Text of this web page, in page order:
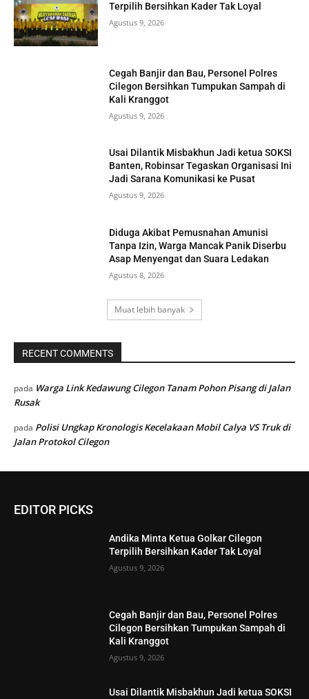
Terpilih Bersihkan Kader Tak Loyal
Agustus 9, 2026
Cegah Banjir dan Bau, Personel Polres
Cilegon Bersihkan Tumpukan Sampah di
Kali Kranggot
Agustus 9, 2026
Usai Dilantik Misbakhun Jadi ketua SOKSI
Banten, Robinsar Tegaskan Organisasi Ini
Jadi Sarana Komunikasi ke Pusat
Agustus 9, 2026
Diduga Akibat Pemusnahan Amunisi
Tanpa Izin, Warga Mancak Panik Diserbu
Asap Menyengat dan Suara Ledakan
Agustus 8, 2026
Muat lebih banyak
RECENT COMMENTS
pada Warga Link Kedawung Cilegon Tanam Pohon Pisang di Jalan
Rusak
pada Polisi Ungkap Kronologis Kecelakaan Mobil Calya VS Truk di
Jalan Protokol Cilegon
EDITOR PICKS
Andika Minta Ketua Golkar Cilegon
Terpilih Bersihkan Kader Tak Loyal
Agustus 9, 2026
Cegah Banjir dan Bau, Personel Polres
Cilegon Bersihkan Tumpukan Sampah di
Kali Kranggot
Agustus 9, 2026
Usai Dilantik Misbakhun Jadi ketua SOKSI